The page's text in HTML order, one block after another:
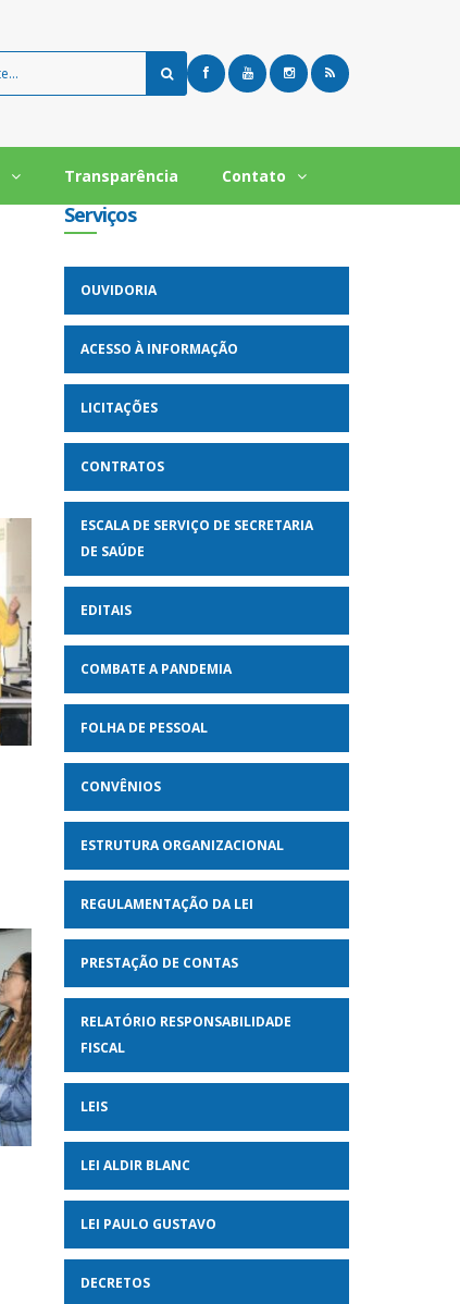
Transparência Contato
Serviços
OUVIDORIA
ACESSO À INFORMAÇÃO
LICITAÇÕES
CONTRATOS
ESCALA DE SERVIÇO DE SECRETARIA
DE SAÚDE
EDITAIS
COMBATE A PANDEMIA
FOLHA DE PESSOAL
CONVÊNIOS
ESTRUTURA ORGANIZACIONAL
REGULAMENTAÇÃO DA LEI
PRESTAÇÃO DE CONTAS
RELATÓRIO RESPONSABILIDADE
FISCAL
LEIS
LEI ALDIR BLANC
LEI PAULO GUSTAVO
DECRETOS